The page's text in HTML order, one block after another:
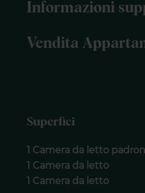
Informazioni
Vendita
Superfici
1 Camera da letto
1 Camera da letto
1 Camera da letto